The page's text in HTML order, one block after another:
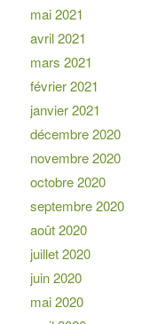
mai 2021
avril 2021
mars 2021
février 2021
janvier 2021
décembre 2020
novembre 2020
octobre 2020
septembre 2020
août 2020
juillet 2020
juin 2020
mai 2020